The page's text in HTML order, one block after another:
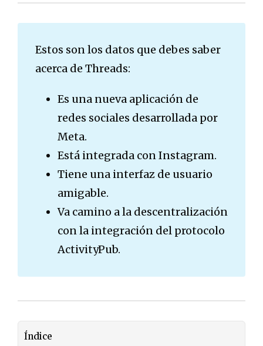
Estos son los datos que debes saber
acerca de Threads:
Es una nueva aplicación de
redes sociales desarrollada por
Meta.
Está integrada con Instagram.
Tiene una interfaz de usuario
amigable.
Va camino a la descentralización
con la integración del protocolo
ActivityPub.
Índice